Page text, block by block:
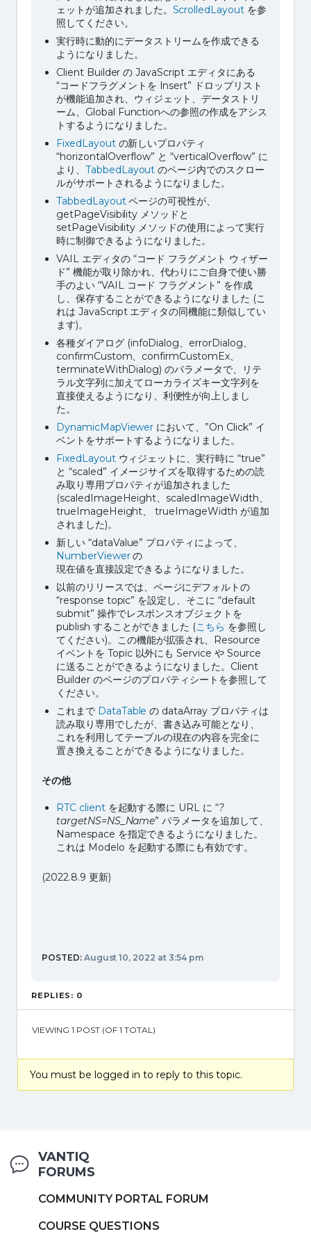
ェットが追加されました。 ScrolledLayoutを参
照してください。
実行時に動的にデータストリームを作成できる
ようになりました。
Client Builder の JavaScript エディタにある
“コードフラグメントを Insert” ドロップリスト
が機能追加され、ウィジェット、データストリ
ーム、Global Functionへの参照の作成をアシス
トするようになりました。
FixedLayoutの新しいプロパティ
“horizontalOverflow” と “verticalOverflow” に
より、 TabbedLayout のページ内でのスクロー
ルがサポートされるようになりました。
TabbedLayoutページの可視性が、
getPageVisibility メソッドと
setPageVisibility メソッドの使用によって実行
時に制御できるようになりました。
VAIL エディタの “コード フラグメント ウィザー
ド” 機能が取り除かれ、代わりにご自身で使い勝
手のよい “VAIL コード フラグメント” を作成
し、保存することができるようになりました (こ
れは JavaScript エディタの同機能に類似してい
ます)。
各種ダイアログ (infoDialog、errorDialog、
confirmCustom、confirmCustomEx、
terminateWithDialog) のパラメータで、リテ
ラル文字列に加えてローカライズキー文字列を
直接使えるようになり、利便性が向上しまし
た。
DynamicMapViewer において、”On Click” イ
ベントをサポートするようになりました。
FixedLayoutウィジェットに、実行時に “true”
と “scaled” イメージサイズを取得するための読
み取り専用プロパティが追加されました
(scaledImageHeight、scaledImageWidth、
trueImageHeight、 trueImageWidth が追加
されました)。
新しい “dataValue” プロパティによって、
NumberViewerの
現在値を直接設定できるようになりました。
以前のリリースでは、ページにデフォルトの
“response topic” を設定し、そこに “default
submit” 操作でレスポンスオブジェクトを
publish することができました (こちら を参照し
てください)。この機能が拡張され、Resource
イベントを Topic 以外にも Service や Source
に送ることができるようになりました。Client
Builder のページのプロパティシートを参照して
ください。
これまで DataTable の dataArray プロパティは
読み取り専用でしたが、書き込み可能となり、
これを利用してテーブルの現在の内容を完全に
置き換えることができるようになりました。
その他
RTC clientを起動する際に URL に “?
targetNS=NS_Name” パラメータを追加して、
Namespace を指定できるようになりました。
これは Modelo を起動する際にも有効です。
(2022.8.9 更新)
POSTED:August 10, 2022 at 3:54 pm
REPLIES: 0
VIEWING 1 POST (OF 1 TOTAL)
You must be logged in to reply to this topic.
VANTIQ
FORUMS
COMMUNITY PORTAL FORUM
COURSE QUESTIONS